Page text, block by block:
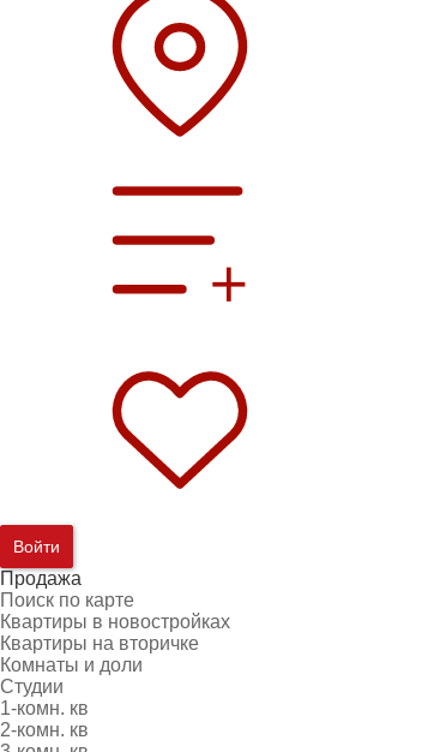
Войти
Продажа
Поиск по карте
Квартиры в новостройках
Квартиры на вторичке
Комнаты и доли
Студии
1-комн. кв
2-комн. кв